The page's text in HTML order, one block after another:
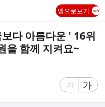
앱으로보기
다 아름다운 ' 16위
을 함께 지켜요~
글
가
글
자
가